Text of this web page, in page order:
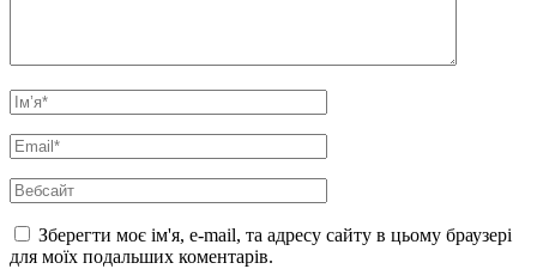
Ім’я*
Email*
Вебсайт
Зберегти моє ім'я, e-mail, та адресу сайту в цьому браузері
для моїх подальших коментарів.